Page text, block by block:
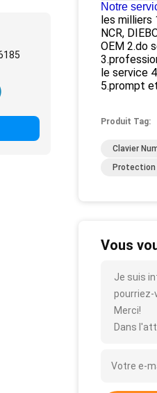
Notre
les milliers
NCR,
OEM 2.do
le service
5.prompt
Produit Tag:
Clavier
Protection
Vous
Je suis
pourriez-
Merci!
Dans